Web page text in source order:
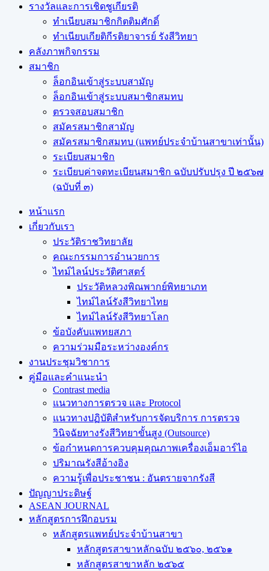
รางวัลและการเชิดชูเกียรติ
ทำเนียบสมาชิกกิตติมศักดิ์
ทำเนียบเกียติกีรติยาจารย์ รังสีวิทยา
คลังภาพกิจกรรม
สมาชิก
ล็อกอินเข้าสู่ระบบสามัญ
ล็อกอินเข้าสู่ระบบสมาชิกสมทบ
ตรวจสอบสมาชิก
สมัครสมาชิกสามัญ
สมัครสมาชิกสมทบ (แพทย์ประจำบ้านสาขาเท่านั้น)
ระเบียบสมาชิก
ระเบียบค่าจดทะเบียนสมาชิก ฉบับปรับปรุง ปี ๒๕๖๗
(ฉบับที่ ๓)
หน้าแรก
เกี่ยวกับเรา
ประวัติราชวิทยาลัย
คณะกรรมการอำนวยการ
ไทม์ไลน์ประวัติศาสตร์
ประวัติหลวงพิณพากย์พิทยาเภท
ไทม์ไลน์รังสีวิทยาไทย
ไทม์ไลน์รังสีวิทยาโลก
ข้อบังคับแพทยสภา
ความร่วมมือระหว่างองค์กร
งานประชุมวิชาการ
คู่มือและคำแนะนำ
Contrast media
แนวทางการตรวจ และ Protocol
แนวทางปฏิบัติสำหรับการจัดบริการ การตรวจ
วินิจฉัยทางรังสีวิทยาขั้นสูง (Outsource)
ข้อกำหนดการควบคุมคุณภาพเครื่องเอ็มอาร์ไอ
ปริมาณรังสีอ้างอิง
ความรู้เพื่อประชาชน : อันตรายจากรังสี
ปัญญาประดิษฐ์
ASEAN JOURNAL
หลักสูตรการฝึกอบรม
หลักสูตรแพทย์ประจำบ้านสาขา
หลักสูตรสาขาหลักฉบับ ๒๕๖๐, ๒๕๖๑
หลักสูตรสาขาหลัก ๒๕๖๕